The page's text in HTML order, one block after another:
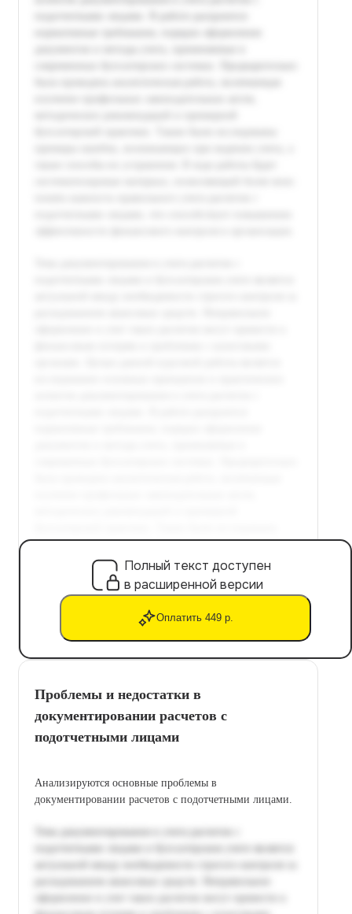
Полный текст доступен
в расширенной версии
Оплатить 449 р.
Проблемы и недостатки в
документировании расчетов с
подотчетными лицами
Анализируются основные проблемы в
документировании расчетов с подотчетными лицами.